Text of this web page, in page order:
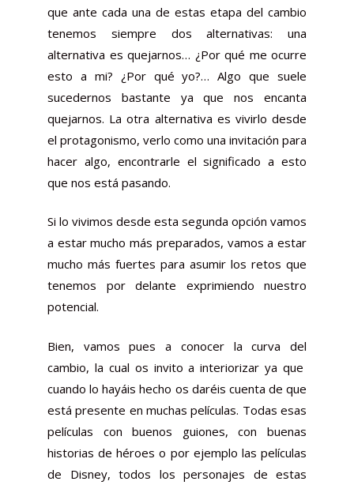
que ante cada una de estas etapa del cambio
tenemos siempre dos alternativas: una
alternativa es quejarnos… ¿Por qué me ocurre
esto a mi? ¿Por qué yo?… Algo que suele
sucedernos bastante ya que nos encanta
quejarnos. La otra alternativa es vivirlo desde
el protagonismo, verlo como una invitación para
hacer algo, encontrarle el significado a esto
que nos está pasando.
Si lo vivimos desde esta segunda opción vamos
a estar mucho más preparados, vamos a estar
mucho más fuertes para asumir los retos que
tenemos por delante exprimiendo nuestro
potencial.
Bien, vamos pues a conocer la curva del
cambio, la cual os invito a interiorizar ya que
cuando lo hayáis hecho os daréis cuenta de que
está presente en muchas películas. Todas esas
películas con buenos guiones, con buenas
historias de héroes o por ejemplo las películas
de Disney, todos los personajes de estas